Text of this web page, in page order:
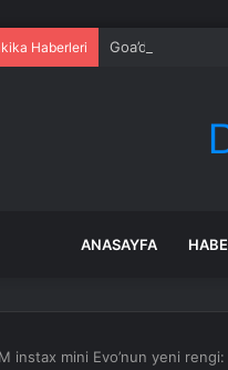
Haberleri Goa’dan
ANASAYFA
instax mini Evo’nun yeni rengi: